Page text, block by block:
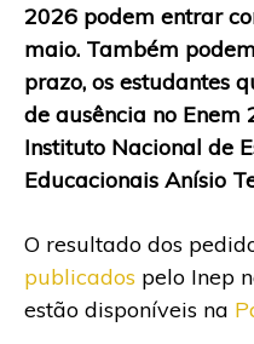
2026 podem entrar
maio. Também
prazo, os estudantes
de ausência no
Instituto Nacional de
Educacionais Anísio
O resultado dos
publicados pelo Inep
estão disponíveis na